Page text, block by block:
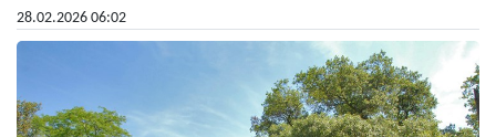
28.02.2026 06:02